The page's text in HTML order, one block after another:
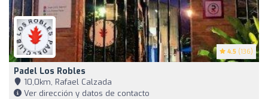
4.5 (136)
Padel Los Robles
10,0km, Rafael Calzada
Ver dirección y datos de contacto